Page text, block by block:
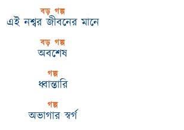
বড় গল্প
এই নশ্বর জীবনের মানে
বড় গল্প
অবশেষ
গল্প
ধ্বান্তারি
গল্প
অভাগার স্বর্গ